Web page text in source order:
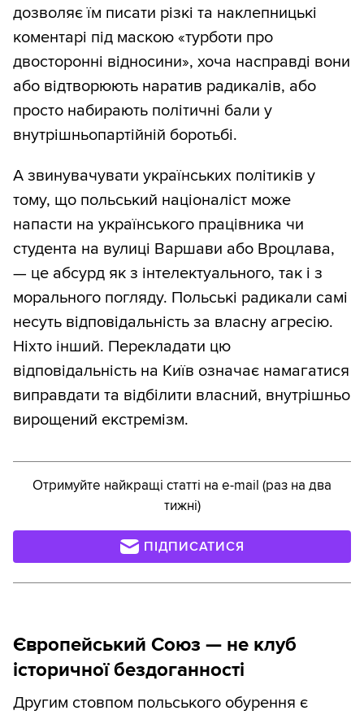
дозволяє їм писати різкі та наклепницькі
коментарі під маскою «турботи про
двосторонні відносини», хоча насправді вони
або відтворюють наратив радикалів, або
просто набирають політичні бали у
внутрішньопартійній боротьбі.
А звинувачувати українських політиків у
тому, що польський націоналіст може
напасти на українського працівника чи
студента на вулиці Варшави або Вроцлава,
— це абсурд як з інтелектуального, так і з
морального погляду. Польські радикали самі
несуть відповідальність за власну агресію.
Ніхто інший. Перекладати цю
відповідальність на Київ означає намагатися
виправдати та відбілити власний, внутрішньо
вирощений екстремізм.
Отримуйте найкращі статті на e-mail (раз на два
тижні)
ПІДПИСАТИСЯ
Європейський Союз — не клуб
історичної бездоганності
Другим стовпом польського обурення є